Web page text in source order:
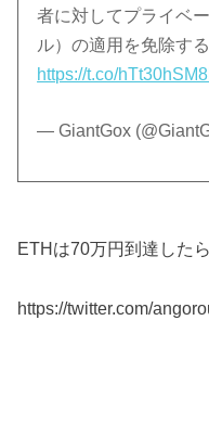
者に対してプライベ
ル）の適用を免除す
https://t.co/
— GiantGox
ETHは70万円到達した
https://twitter.com/